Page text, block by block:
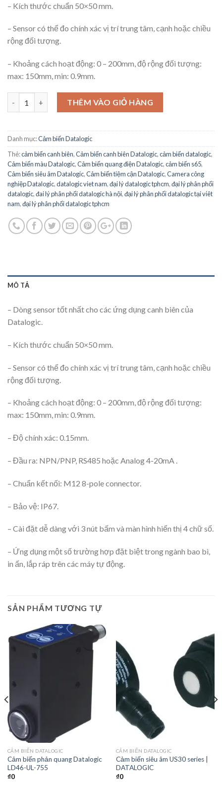
– Kích thước chuẩn 50×50 mm.
– Sensor có thể đo chính xác vị trí trung tâm, cạnh hoặc chiều
rộng đối tượng.
– Khoảng cách hoạt động: 0 – 200mm, độ rộng đối tượng:
max: 150mm, min: 0.9mm.
Cảm biến canh biên Datalogic S65-Z series số lượng
THÊM VÀO GIỎ HÀNG
Danh mục:Cảm biến Datalogic
Thẻ:cảm biến canh biên,Cảm biến canh biên Datalogic,cảm biến datalogic,
Cảm biến màu Datalogic,Cảm biến quang điện Datalogic,cảm biến s65,
Cảm biến siêu âm Datalogic,Cảm biến tiệm cận Datalogic,Camera công
nghiệp Datalogic,datalogic viet nam,đại lý datalogic tphcm,đại lý phân phối
datalogic,đai lý phân phối datalogic hà nội,đại lý phân phối datalogic tại viêt
nam,đại lý phân phối datalogic tphcm
MÔ TẢ
– Dòng sensor tốt nhất cho các ứng dụng canh biên của
Datalogic.
– Kích thước chuẩn 50×50 mm.
– Sensor có thể đo chính xác vị trí trung tâm, cạnh hoặc chiều
rộng đối tượng.
– Khoảng cách hoạt động: 0 – 200mm, độ rộng đối tượng:
max: 150mm, min: 0.9mm.
– Độ chính xác: 0.15mm.
– Đầu ra: NPN/PNP, RS485 hoặc Analog 4-20mA .
– Chuẩn kết nối: M12 8-pole connector.
– Bảo vệ: IP67.
– Cài đặt dễ dàng với 3 nút bấm và màn hình hiển thị 4 chữ số.
– Ứng dụng một số trường hợp đặt biệt trong ngành bao bì,
in ấn, lắp ráp trên các máy tự động.
SẢN PHẨM TƯƠNG TỰ
CẢM BIẾN DATALOGIC
Cảm biến phản quang Datalogic
LD46-UL-755
₫0
CẢM BIẾN DATALOGIC
Cảm biến siêu âm US30 series |
DATALOGIC
₫0